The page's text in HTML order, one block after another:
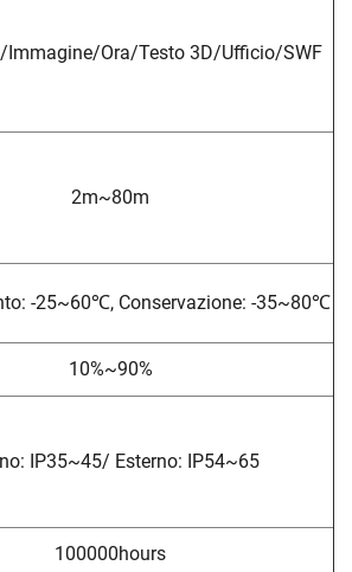
Immagine/Ora/Testo 3D/Ufficio/SWF
2m~80m
-25~60℃, Conservazione: -35~80℃
10%~90%
IP35~45/ Esterno: IP54~65
100000hours